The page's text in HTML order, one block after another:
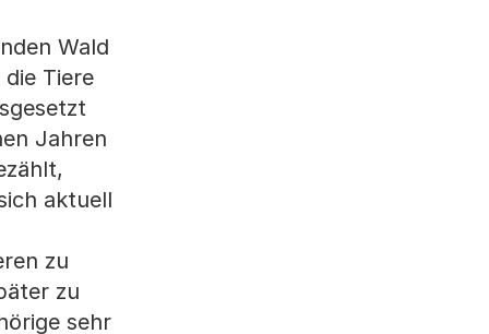
Wald
Tiere
Jahren
aktuell
zu
zu
sehr